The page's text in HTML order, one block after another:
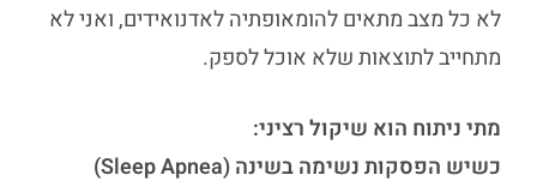
לא כל מצב מתאים להומאופתיה לאדנואידים, ואני לא
מתחייב לתוצאות שלא אוכל לספק.
מתי ניתוח הוא שיקול רציני:
כשיש הפסקות נשימה בשינה (Sleep Apnea)